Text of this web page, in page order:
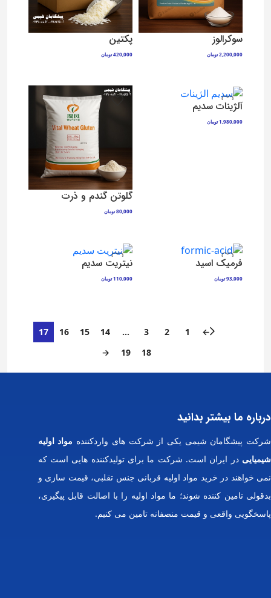
سوکرالوز
2,200,000تومان
پکتین
420,000تومان
آلژینات سدیم
1,980,000تومان
گلوتن گندم و ذرت
80,000تومان
فرمیک اسید
93,000تومان
نیتریت سدیم
110,000تومان
←
1
2
3
…
14
15
16
17
18
19
→
درباره ما بیشتر بدانید
شرکت پیشگامان شیمی یکی از شرکت های واردکننده مواد اولیه
شیمیایی در ایران است. شرکت ما برای تولیدکننده هایی است که
نمی خواهند در خرید مواد اولیه قربانی جنس تقلبی، قیمت سازی و
بدقولی تامین کننده شوند؛ ما مواد اولیه را با اصالت قابل پیگیری،
پاسخگویی واقعی و قیمت منصفانه تامین می کنیم.